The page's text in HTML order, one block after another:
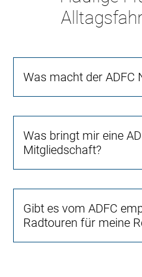
Was macht der ADFC
Was bringt mir eine
Mitgliedschaft?
Gibt es vom ADFC
Radtouren für meine